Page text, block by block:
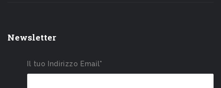
Newsletter
Il tuo Indirizzo Email*